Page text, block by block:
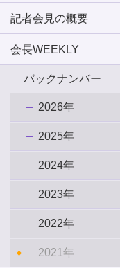
記者会見の概要
会長WEEKLY
バックナンバー
2026年
2025年
2024年
2023年
2022年
2021年